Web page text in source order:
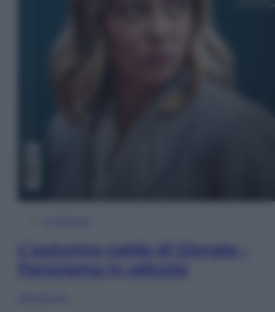
L’autunno caldo di Giorgia –